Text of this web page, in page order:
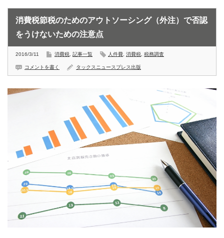
消費税節税のためのアウトソーシング（外注）で否認
をうけないための注意点
2016/3/11 消費税 記事一覧 人件費 消費税 税務調査
コメントを書く タックスニュースプレス出版